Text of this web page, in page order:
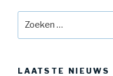
LAATSTE NIEUWS